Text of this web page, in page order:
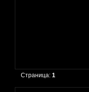
Страница:1